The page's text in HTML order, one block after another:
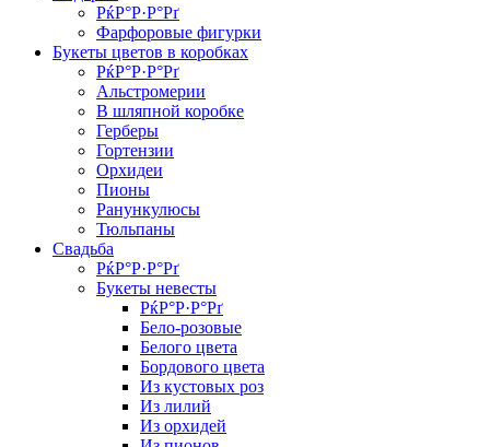
РќР°Р·Р°Рґ
Фарфоровые фигурки
Букеты цветов в коробках
РќР°Р·Р°Рґ
Альстромерии
В шляпной коробке
Герберы
Гортензии
Орхидеи
Пионы
Ранункулюсы
Тюльпаны
Свадьба
РќР°Р·Р°Рґ
Букеты невесты
РќР°Р·Р°Рґ
Бело-розовые
Белого цвета
Бордового цвета
Из кустовых роз
Из лилий
Из орхидей